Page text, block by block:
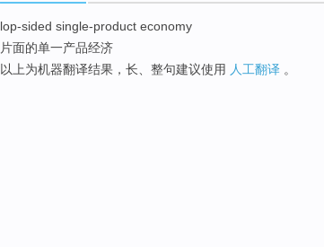
lop-sided single-product economy
片面的单一产品经济
以上为机器翻译结果，长、整句建议使用 人工翻译 。